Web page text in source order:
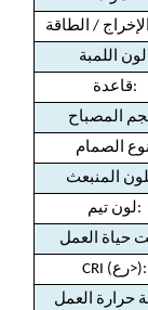
قاعدة:
لون تيم:
CRI (رع>):